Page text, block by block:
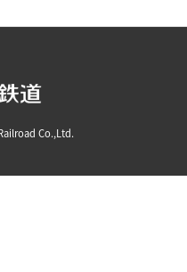
Co.,Ltd.